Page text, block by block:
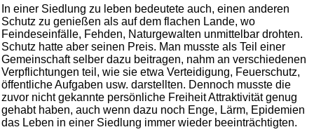
In einer Siedlung zu leben bedeutete auch, einen anderen
Schutz zu genießen als auf dem flachen Lande, wo
Feindeseinfälle, Fehden, Naturgewalten unmittelbar drohten.
Schutz hatte aber seinen Preis. Man musste als Teil einer
Gemeinschaft selber dazu beitragen, nahm an verschiedenen
Verpflichtungen teil, wie sie etwa Verteidigung, Feuerschutz,
öffentliche Aufgaben usw. darstellten. Dennoch musste die
zuvor nicht gekannte persönliche Freiheit Attraktivität genug
gehabt haben, auch wenn dazu noch Enge, Lärm, Epidemien
das Leben in einer Siedlung immer wieder beeinträchtigten.